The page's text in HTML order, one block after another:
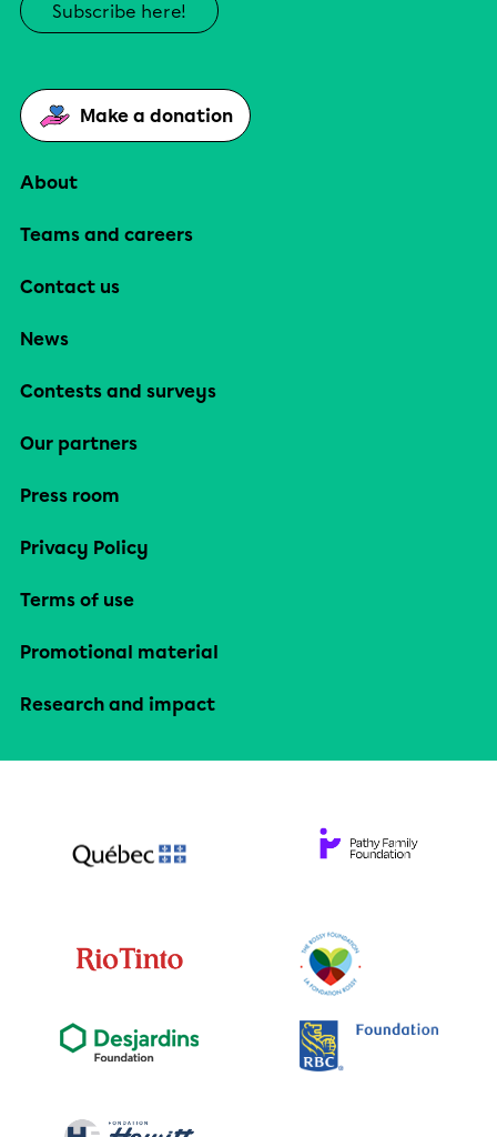
Subscribe here!
Make a donation
About
Teams and careers
Contact us
News
Contests and surveys
Our partners
Press room
Privacy Policy
Terms of use
Promotional material
Research and impact